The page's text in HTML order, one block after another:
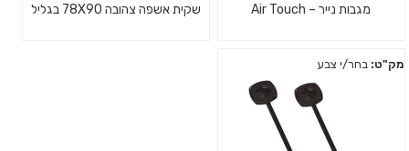
מגבות נייר – Air Touch שקית אשפה צהובה 78X90 בגליל
מק"ט: בחר/י צבע